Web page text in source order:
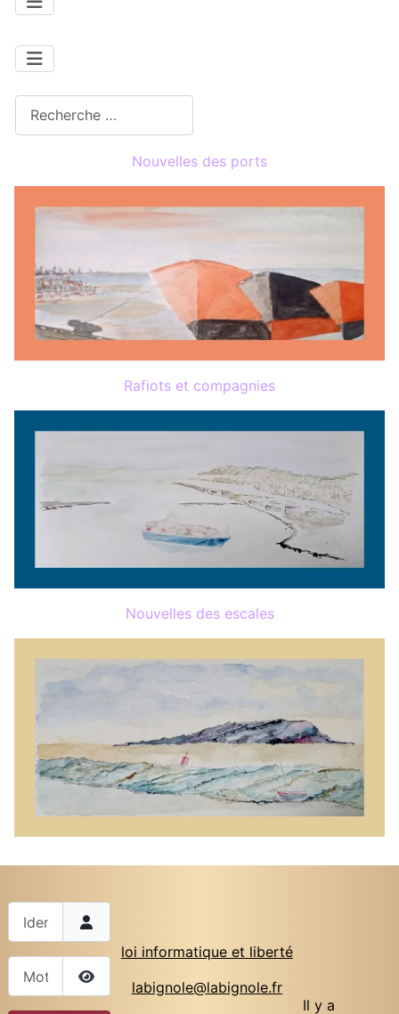
Nouvelles des ports
Rafiots et compagnies
Nouvelles des escales
Mot de passe
Afficher le mot de passe
loi informatique et liberté
labignole@labignole.fr
Il y a